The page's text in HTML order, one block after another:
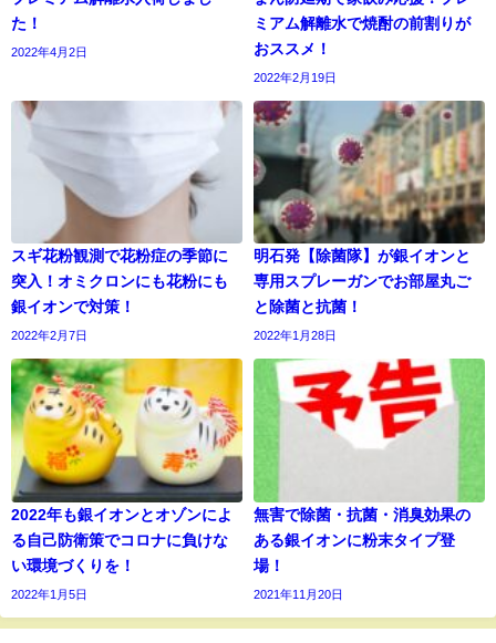
た！
2022年4月2日
ミアム解離水で焼酎の前割りが
おススメ！
2022年2月19日
スギ花粉観測で花粉症の季節に
突入！オミクロンにも花粉にも
銀イオンで対策！
2022年2月7日
明石発【除菌隊】が銀イオンと
専用スプレーガンでお部屋丸ご
と除菌と抗菌！
2022年1月28日
2022年も銀イオンとオゾンによ
る自己防衛策でコロナに負けな
い環境づくりを！
2022年1月5日
無害で除菌・抗菌・消臭効果の
ある銀イオンに粉末タイプ登
場！
2021年11月20日